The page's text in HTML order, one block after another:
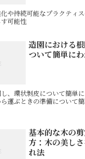
や持続可能なプラクティ
可能性
造園における
ついて簡単に
、環状剝皮について簡単
運ぶときの準備について
基本的な木の
方：木の美し
れ法